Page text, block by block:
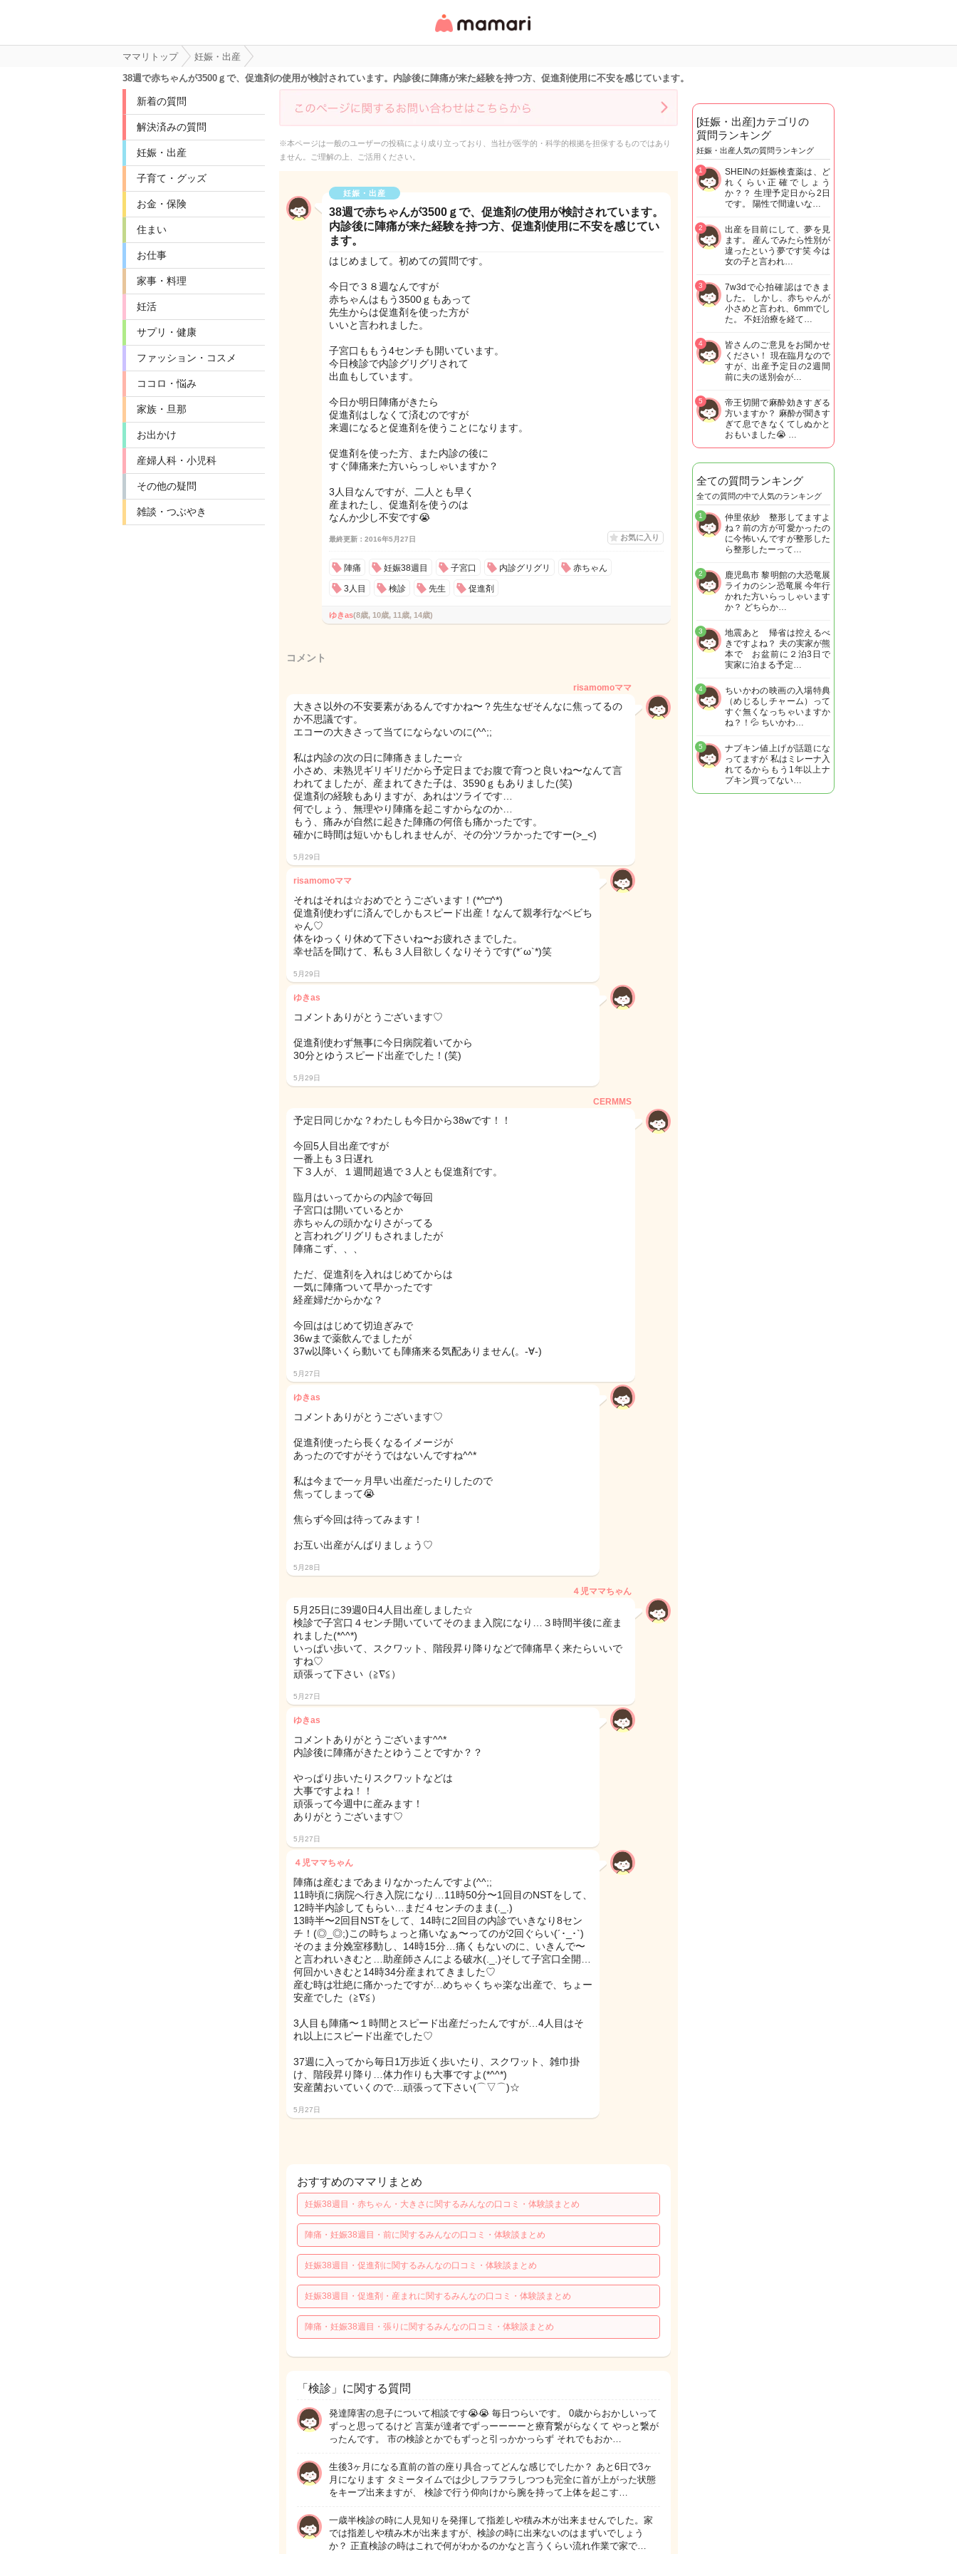
リ・情報サイト
ママリトップ
妊娠・出産
38週で赤ちゃんが3500ｇで、促進剤の使用が検討されています。内診後に陣痛が来た経験を持つ方、促進剤使用に不安を感じています。
新着の質問
解決済みの質問
妊娠・出産
子育て・グッズ
お金・保険
住まい
お仕事
家事・料理
妊活
サプリ・健康
ファッション・コスメ
ココロ・悩み
家族・旦那
お出かけ
産婦人科・小児科
その他の疑問
雑談・つぶやき
※本ページは一般のユーザーの投稿により成り立っており、当社が医学的・科学的根拠を担保するものではあり
ません。ご理解の上、ご活用ください。
妊娠・出産
38週で赤ちゃんが3500ｇで、促進剤の使用が検討されています。
内診後に陣痛が来た経験を持つ方、促進剤使用に不安を感じてい
ます。
はじめまして。初めての質問です。
今日で３８週なんですが
赤ちゃんはもう3500ｇもあって
先生からは促進剤を使った方が
いいと言われました。
子宮口ももう4センチも開いています。
今日検診で内診グリグリされて
出血もしています。
今日か明日陣痛がきたら
促進剤はしなくて済むのですが
来週になると促進剤を使うことになります。
促進剤を使った方、また内診の後に
すぐ陣痛来た方いらっしゃいますか？
3人目なんですが、二人とも早く
産まれたし、促進剤を使うのは
なんか少し不安です😭
最終更新：2016年5月27日 お気に入り
陣痛 妊娠38週目 子宮口 内診グリグリ 赤ちゃん
3人目 検診 先生 促進剤
ゆきas(8歳, 10歳, 11歳, 14歳)
コメント
risamomoママ
大きさ以外の不安要素があるんですかね〜？先生なぜそんなに焦ってるの
か不思議です。
エコーの大きさって当てにならないのに(^^;;
私は内診の次の日に陣痛きましたー☆
小さめ、未熟児ギリギリだから予定日までお腹で育つと良いね〜なんて言
われてましたが、産まれてきた子は、3590ｇもありました(笑)
促進剤の経験もありますが、あれはツライです…
何でしょう、無理やり陣痛を起こすからなのか…
もう、痛みが自然に起きた陣痛の何倍も痛かったです。
確かに時間は短いかもしれませんが、その分ツラかったですー(>_<)
5月29日
risamomoママ
それはそれは☆おめでとうございます！(*^□^*)
促進剤使わずに済んでしかもスピード出産！なんて親孝行なベビち
ゃん♡
体をゆっくり休めて下さいね〜お疲れさまでした。
幸せ話を聞けて、私も３人目欲しくなりそうです(*´ω`*)笑
5月29日
ゆきas
コメントありがとうございます♡
促進剤使わず無事に今日病院着いてから
30分とゆうスピード出産でした！(笑)
5月29日
CERMMS
予定日同じかな？わたしも今日から38wです！！
今回5人目出産ですが
一番上も３日遅れ
下３人が、１週間超過で３人とも促進剤です。
臨月はいってからの内診で毎回
子宮口は開いているとか
赤ちゃんの頭かなりさがってる
と言われグリグリもされましたが
陣痛こず、、、
ただ、促進剤を入れはじめてからは
一気に陣痛ついて早かったです
経産婦だからかな？
今回ははじめて切迫ぎみで
36wまで薬飲んでましたが
37w以降いくら動いても陣痛来る気配ありません(。-∀-)
5月27日
ゆきas
コメントありがとうございます♡
促進剤使ったら長くなるイメージが
あったのですがそうではないんですね^^*
私は今まで一ヶ月早い出産だったりしたので
焦ってしまって😭
焦らず今回は待ってみます！
お互い出産がんばりましょう♡
5月28日
４児ママちゃん
5月25日に39週0日4人目出産しました☆
検診で子宮口４センチ開いていてそのまま入院になり…３時間半後に産ま
れました(*^^*)
いっぱい歩いて、スクワット、階段昇り降りなどで陣痛早く来たらいいで
すね♡
頑張って下さい（≧∇≦）
5月27日
ゆきas
コメントありがとうございます^^*
内診後に陣痛がきたとゆうことですか？？
やっぱり歩いたりスクワットなどは
大事ですよね！！
頑張って今週中に産みます！
ありがとうございます♡
5月27日
４児ママちゃん
陣痛は産むまであまりなかったんですよ(^^;;
11時頃に病院へ行き入院になり…11時50分〜1回目のNSTをして、
12時半内診してもらい…まだ４センチのまま(._.)
13時半〜2回目NSTをして、14時に2回目の内診でいきなり8セン
チ！(◎_◎;)この時ちょっと痛いなぁ〜ってのが2回ぐらい(´･_･`)
そのまま分娩室移動し、14時15分…痛くもないのに、いきんで〜
と言われいきむと…助産師さんによる破水(._.)そして子宮口全開…
何回かいきむと14時34分産まれてきました♡
産む時は壮絶に痛かったですが…めちゃくちゃ楽な出産で、ちょー
安産でした（≧∇≦）
3人目も陣痛〜１時間とスピード出産だったんですが…4人目はそ
れ以上にスピード出産でした♡
37週に入ってから毎日1万歩近く歩いたり、スクワット、雑巾掛
け、階段昇り降り…体力作りも大事ですよ(*^^*)
安産菌おいていくので…頑張って下さい(⌒▽⌒)☆
5月27日
おすすめのママリまとめ
妊娠38週目・赤ちゃん・大きさに関するみんなの口コミ・体験談まとめ
陣痛・妊娠38週目・前に関するみんなの口コミ・体験談まとめ
妊娠38週目・促進剤に関するみんなの口コミ・体験談まとめ
妊娠38週目・促進剤・産まれに関するみんなの口コミ・体験談まとめ
陣痛・妊娠38週目・張りに関するみんなの口コミ・体験談まとめ
「検診」に関する質問
発達障害の息子について相談です😭😭 毎日つらいです。 0歳からおかしいって
ずっと思ってるけど 言葉が達者でずっーーーーと療育繋がらなくて やっと繋が
ったんです。 市の検診とかでもずっと引っかかっらず それでもおか…
生後3ヶ月になる直前の首の座り具合ってどんな感じでしたか？ あと6日で3ヶ
月になります タミータイムでは少しフラフラしつつも完全に首が上がった状態
をキープ出来ますが、 検診で行う仰向けから腕を持って上体を起こす…
一歳半検診の時に人見知りを発揮して指差しや積み木が出来ませんでした。家
では指差しや積み木が出来ますが、検診の時に出来ないのはまずいでしょう
か？ 正直検診の時はこれで何がわかるのかなと言うくらい流れ作業で家で…
[妊娠・出産]カテゴリの
質問ランキング
妊娠・出産人気の質問ランキング
SHEINの妊娠検査薬は、ど
れくらい正確でしょう
か？？ 生理予定日から2日
です。 陽性で間違いな…
1
出産を目前にして、夢を見
ます。 産んでみたら性別が
違ったという夢です笑 今は
女の子と言われ…
2
7w3dで心拍確認はできま
した。 しかし、赤ちゃんが
小さめと言われ、6mmでし
た。 不妊治療を経て…
3
皆さんのご意見をお聞かせ
ください！ 現在臨月なので
すが、出産予定日の2週間
前に夫の送別会が…
4
帝王切開で麻酔効きすぎる
方いますか？ 麻酔が聞きす
ぎて息できなくてしぬかと
おもいました😭 …
5
全ての質問ランキング
全ての質問の中で人気のランキング
仲里依紗 整形してますよ
ね？前の方が可愛かったの
に今怖いんですが整形した
ら整形したーって…
1
鹿児島市 黎明館の大恐竜展
ライカのシン恐竜展 今年行
かれた方いらっしゃいます
か？ どちらか…
2
地震あと 帰省は控えるべ
きですよね？ 夫の実家が熊
本で お盆前に２泊3日で
実家に泊まる予定…
3
ちいかわの映画の入場特典
（めじるしチャーム）って
すぐ無くなっちゃいますか
ね？！💦 ちいかわ…
4
ナプキン値上げが話題にな
ってますが 私はミレーナ入
れてるからもう1年以上ナ
プキン買ってない…
5